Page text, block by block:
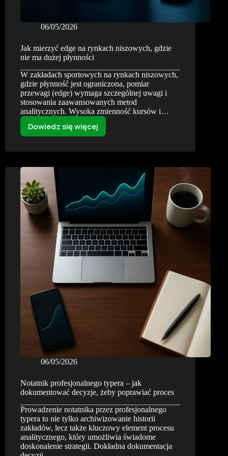
06/05/2026
Jak mierzyć edge na rynkach niszowych, gdzie
nie ma dużej płynności
W zakładach sportowych na rynkach niszowych,
gdzie płynność jest ograniczona, pomiar
przewagi (edge) wymaga szczególnej uwagi i
stosowania zaawansowanych metod
analitycznych. Wysoka zmienność kursów i…
Dowiedz się więcej
Jak
edge
gdzie
nie
ma
dużej
płynności
06/05/2026
Notatnik profesjonalnego typera – jak
dokumentować decyzje, żeby poprawiać proces
Prowadzenie notatnika przez profesjonalnego
typera to nie tylko archiwizowanie historii
zakładów, lecz także kluczowy element procesu
analitycznego, który umożliwia świadome
doskonalenie strategii. Dokładna dokumentacja